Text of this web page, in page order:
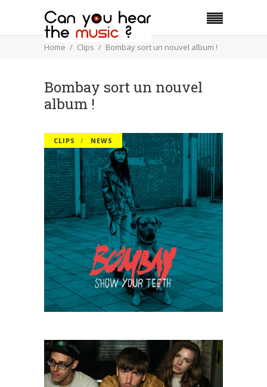
Home Clips Bombay sort un nouvel album !
Bombay sort un nouvel
album !
CLIPS NEWS